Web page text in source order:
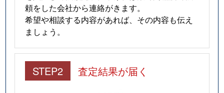
頼をした会社から連絡がきます。
希望や相談する内容があれば、その内容も伝え
ましょう。
STEP2 査定結果が届く